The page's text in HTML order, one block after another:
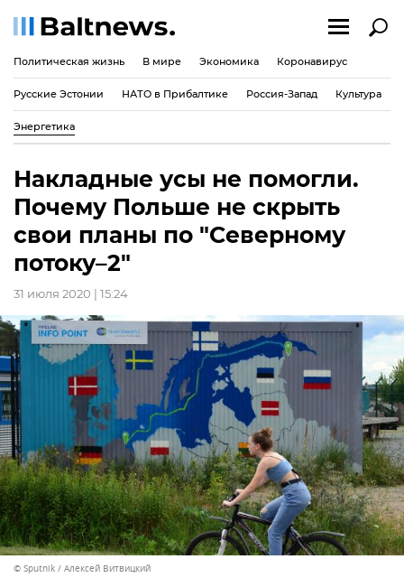
Политическая жизнь В мире Экономика Коронавирус
Русские Эстонии НАТО в Прибалтике Россия-Запад Культура
Энергетика
Накладные усы не помогли.
Почему Польше не скрыть
свои планы по "Северному
потоку–2"
31 июля 2020 | 15:24
© Sputnik / Алексей Витвицкий